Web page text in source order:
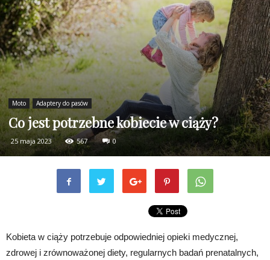
Moto Adaptery do pasów
Co jest potrzebne kobiecie w ciąży?
25 maja 2023 567 0
Kobieta w ciąży potrzebuje odpowiedniej opieki medycznej,
zdrowej i zrównoważonej diety, regularnych badań prenatalnych,